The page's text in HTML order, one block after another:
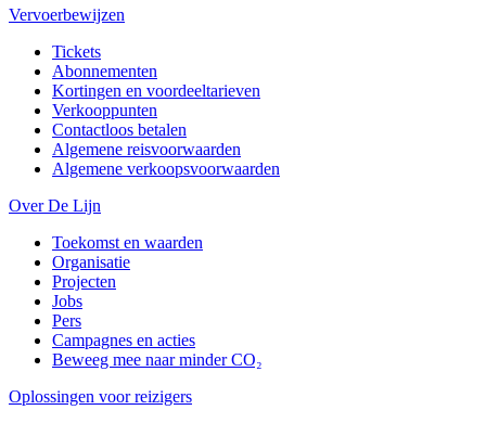
Vervoerbewijzen
Tickets
Abonnementen
Kortingen en voordeeltarieven
Verkooppunten
Contactloos betalen
Algemene reisvoorwaarden
Algemene verkoopsvoorwaarden
Over De Lijn
Toekomst en waarden
Organisatie
Projecten
Jobs
Pers
Campagnes en acties
Beweeg mee naar minder CO₂
Oplossingen voor reizigers